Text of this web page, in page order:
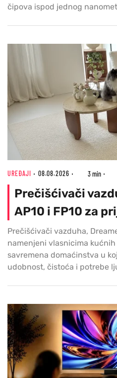
čipova ispod jednog
UREĐAJI 08.08.2026 3 min
Prečišćivači
AP10 i FP10 za
Prečišćivači vazduha,
namenjeni vlasnicima
savremena domaćinstva u
udobnost, čistoća i potrebe